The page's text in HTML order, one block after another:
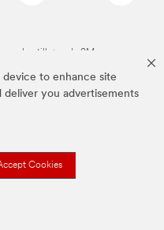
device to enhance site
deliver you advertisements
Cookies
tilhørende 3M.